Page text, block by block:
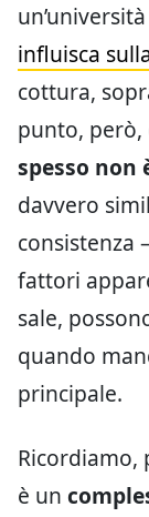
influisca
cottura,
punto, però,
spesso non
davvero
consistenza
fattori
sale,
quando
principale.
Ricordiamo,
è un